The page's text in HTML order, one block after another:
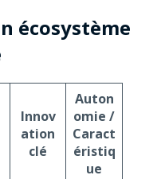
écosystème
Innov
ation
clé
Auton
omie /
Caract
éristiq
ue